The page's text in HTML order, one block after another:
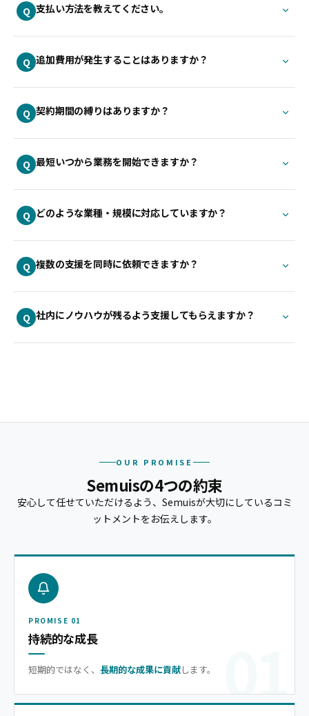
Q 支払い方法を教えてください。
Q 追加費用が発生することはありますか？
Q 契約期間の縛りはありますか？
Q 最短いつから業務を開始できますか？
Q どのような業種・規模に対応していますか？
Q 複数の支援を同時に依頼できますか？
Q 社内にノウハウが残るよう支援してもらえますか？
OUR PROMISE
Semuisの4つの約束
安心して任せていただけるよう、Semuisが大切にしているコミ
ットメントをお伝えします。
01
PROMISE 01
持続的な成長
短期的ではなく、 長期的な成果に貢献します。